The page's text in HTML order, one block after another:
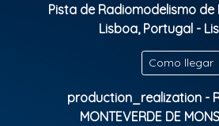
Garanta já o seu bilhete e
Clasificación Indicativa: Livre
Pista de Radiomodelismo de
Lisboa, Portugal -
Como llegar
production_realization -
MONTEVERDE DE